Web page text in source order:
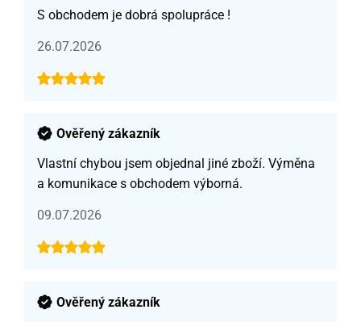
S obchodem je dobrá spolupráce !
26.07.2026
Ověřený zákazník
Vlastní chybou jsem objednal jiné zboží. Výměna
a komunikace s obchodem výborná.
09.07.2026
Ověřený zákazník